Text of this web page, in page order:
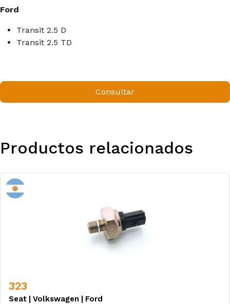
Ford
Transit 2.5 D
Transit 2.5 TD
Consultar
Productos relacionados
323
Seat | Volkswagen | Ford